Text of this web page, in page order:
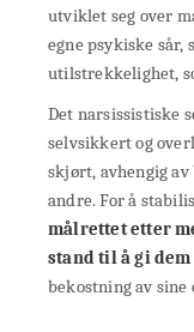
utviklet seg over
egne psykiske sår,
utilstrekkelighet,
Det narsissistiske
selvsikkert og
skjørt, avhengig
andre. For å
målrettet etter
stand til å gi
bekostning av sine